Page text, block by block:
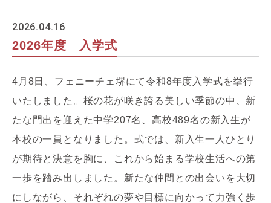
2026.04.16
2026年度 入学式
4 月 8日、 フェニーチェ堺にて令和8年度入学式を挙行
いたしました。桜の花が咲き誇る美しい季節の中、新
たな門出を迎えた中学207名、高校489名の新入生が
本校の一員となりました。式では、新入生一人ひとり
が期待と決意を胸に、これから始まる学校生活への第
一歩を踏み出しました。新たな仲間との出会いを大切
にしながら、それぞれの夢や目標に向かって力強く歩